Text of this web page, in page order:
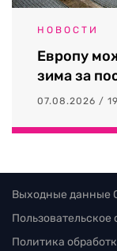
НОВОСТИ
Европу
зима за
07.08.2026 /
Выходные данные
Пользовательское
Политика